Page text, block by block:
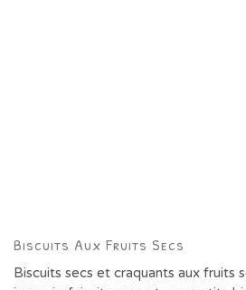
Biscuits Aux Fruits Secs
Biscuits secs et craquants aux fruits